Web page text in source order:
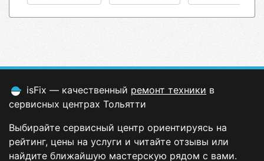
isFix — качественный ремонт техники в
сервисных центрах Тольятти
Выбирайте сервисный центр ориентируясь на
рейтинг, цены на услуги и читайте отзывы или
найдите ближайшую мастерскую рядом с вами.